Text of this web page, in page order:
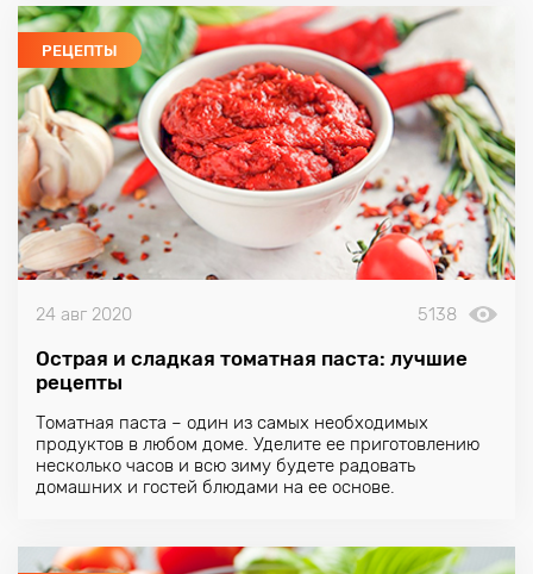
РЕЦЕПТЫ
24 авг 2020 5138
Острая и сладкая томатная паста: лучшие
рецепты
Томатная паста – один из самых необходимых
продуктов в любом доме. Уделите ее приготовлению
несколько часов и всю зиму будете радовать
домашних и гостей блюдами на ее основе.